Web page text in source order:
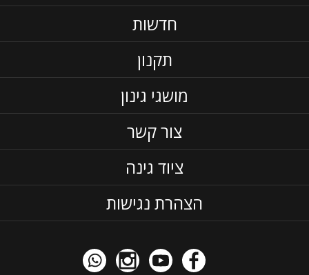
חדשות
תקנון
מושגי גינון
צור קשר
ציוד גינה
הצהרת נגישות